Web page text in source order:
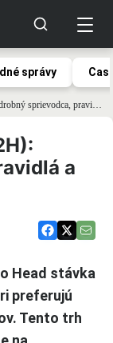
správy
Head to Head stávka (H2H): Podrobný sprievodca, pravidlá a stratégie
a
Head stávka
preferujú
Tento trh